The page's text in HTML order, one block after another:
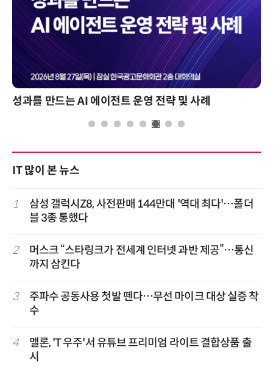
성과를 만드는 AI 에이전트 운영 전략 및 사례
IT 많이 본 뉴스
1
삼성 갤럭시Z8, 사전판매 144만대 '역대 최다'…폴더
블 3종 통했다
2
머스크 “스타링크가 전세계 인터넷 과반 제공”…통신
까지 삼킨다
3
주파수 공동사용 첫발 뗀다…무선 마이크 대상 실증 착
수
4
멜론, 'T 우주'서 유튜브 프리미엄 라이트 결합상품 출
시